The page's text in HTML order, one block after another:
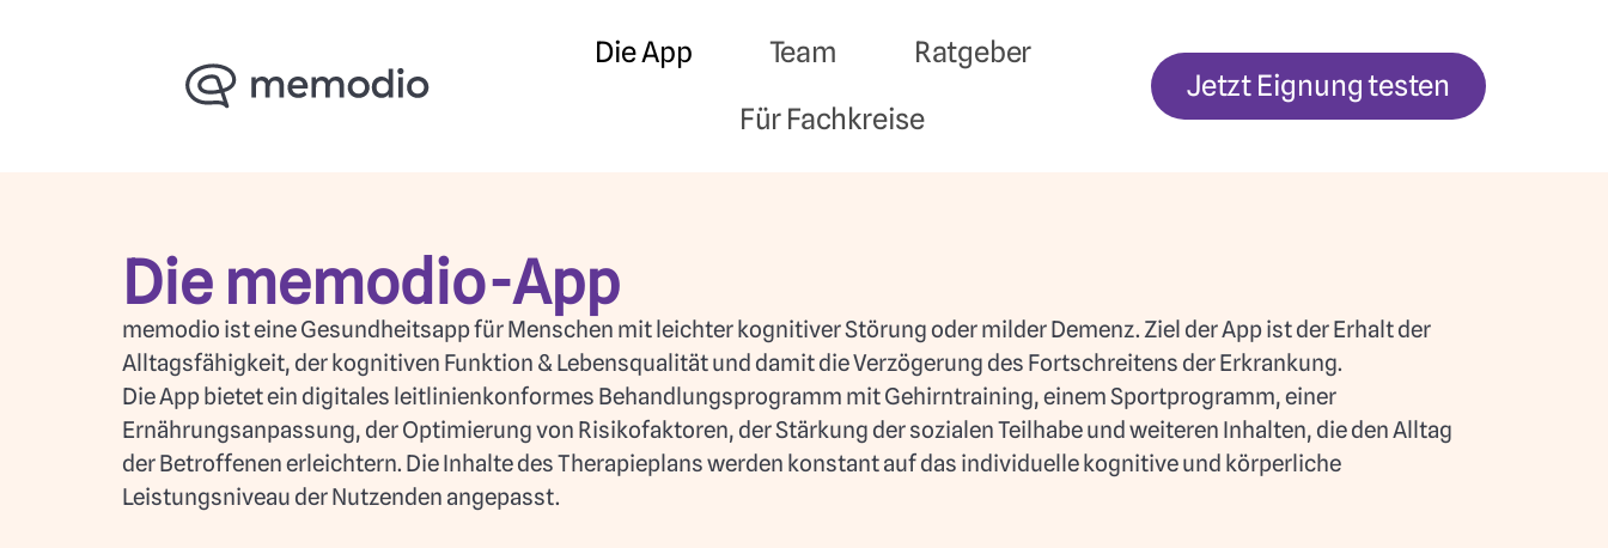
Die App Team
Ratgeber
Für Fachkreise
Jetzt Eignung testen
Die memodio-App
memodio ist eine Gesundheitsapp für Menschen mit leichter kognitiver Störung oder milder Demenz. Ziel der App ist der Erhalt der
Alltagsfähigkeit, der kognitiven Funktion & Lebensqualität und damit die Verzögerung des Fortschreitens der Erkrankung.
Die App bietet ein digitales leitlinienkonformes Behandlungsprogramm mit Gehirntraining, einem Sportprogramm, einer
Ernährungsanpassung, der Optimierung von Risikofaktoren, der Stärkung der sozialen Teilhabe und weiteren Inhalten, die den Alltag
der Betroffenen erleichtern. Die Inhalte des Therapieplans werden konstant auf das individuelle kognitive und körperliche
Leistungsniveau der Nutzenden angepasst.